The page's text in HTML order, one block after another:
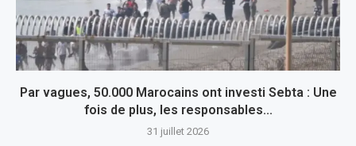
Par vagues, 50.000 Marocains ont investi Sebta : Une
fois de plus, les responsables...
31 juillet 2026